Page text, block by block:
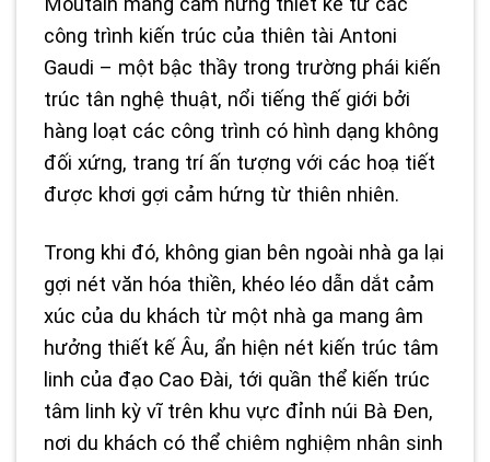
công trình kiến trúc của thiên tài Antoni
Gaudi – một bậc thầy trong trường phái kiến
trúc tân nghệ thuật, nổi tiếng thế giới bởi
hàng loạt các công trình có hình dạng không
đối xứng, trang trí ấn tượng với các hoạ tiết
được khơi gợi cảm hứng từ thiên nhiên.
Trong khi đó, không gian bên ngoài nhà ga lại
gợi nét văn hóa thiền, khéo léo dẫn dắt cảm
xúc của du khách từ một nhà ga mang âm
hưởng thiết kế Âu, ẩn hiện nét kiến trúc tâm
linh của đạo Cao Đài, tới quần thể kiến trúc
tâm linh kỳ vĩ trên khu vực đỉnh núi Bà Đen,
nơi du khách có thể chiêm nghiệm nhân sinh